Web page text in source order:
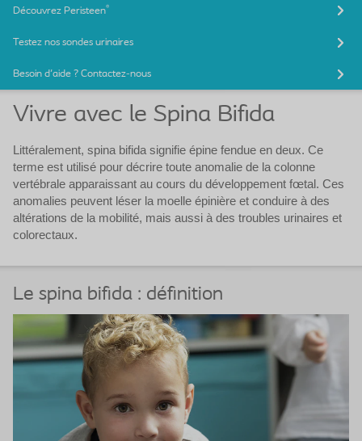
Découvrez Peristeen®
Testez nos sondes urinaires
Besoin d'aide ? Contactez-nous
Vivre avec le Spina Bifida
Littéralement, spina bifida signifie épine fendue en deux. Ce
terme est utilisé pour décrire toute anomalie de la colonne
vertébrale apparaissant au cours du développement fœtal. Ces
anomalies peuvent léser la moelle épinière et conduire à des
altérations de la mobilité, mais aussi à des troubles urinaires et
colorectaux.
Le spina bifida : définition